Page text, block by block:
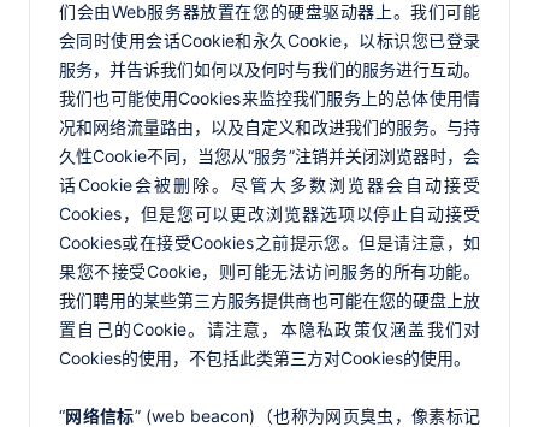
们会由Web服务器放置在您的硬盘驱动器上。我们可能
会同时使用会话Cookie和永久Cookie，以标识您已登录
服务，并告诉我们如何以及何时与我们的服务进行互动。
我们也可能使用Cookies来监控我们服务上的总体使用情
况和网络流量路由，以及自定义和改进我们的服务。与持
久性Cookie不同，当您从“服务”注销并关闭浏览器时，会
话Cookie会被删除。尽管大多数浏览器会自动接受
Cookies，但是您可以更改浏览器选项以停止自动接受
Cookies或在接受Cookies之前提示您。但是请注意，如
果您不接受Cookie，则可能无法访问服务的所有功能。
我们聘用的某些第三方服务提供商也可能在您的硬盘上放
置自己的Cookie。请注意，本隐私政策仅涵盖我们对
Cookies的使用，不包括此类第三方对Cookies的使用。
“网络信标” (web beacon)（也称为网页臭虫，像素标记